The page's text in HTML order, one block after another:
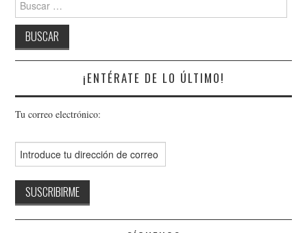
¡ENTÉRATE DE LO ÚLTIMO!
Tu correo electrónico: